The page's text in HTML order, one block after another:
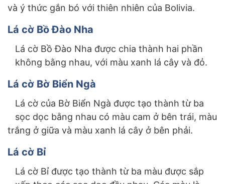
và ý thức gắn bó với thiên nhiên của Bolivia.
Lá cờ Bồ Đào Nha
Lá cờ Bồ Đào Nha được chia thành hai phần
không bằng nhau, với màu xanh lá cây và đỏ.
Lá cờ Bờ Biển Ngà
Lá cờ của Bờ Biển Ngà được tạo thành từ ba
sọc dọc bằng nhau có màu cam ở bên trái, màu
trắng ở giữa và màu xanh lá cây ở bên phải.
Lá cờ Bỉ
Lá cờ Bỉ được tạo thành từ ba màu được sắp